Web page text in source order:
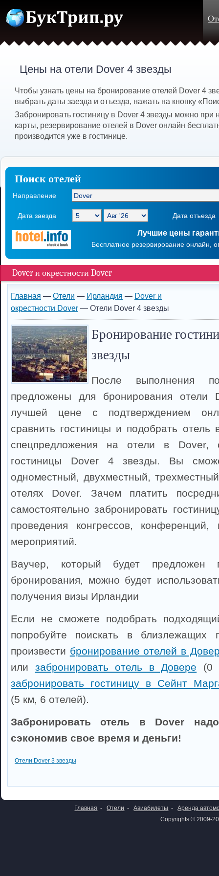
Цены на отели Dover 4 звезды
Чтобы узнать цены на бронирование отелей Dover 4
выбрать даты заезда и отъезда, нажать на кнопку
Забронировать гостиницу в Dover 4 звезды можно при
карты, резервирование отелей в Dover онлайн
производится уже в гостинице.
Поиск отелей
Направление
Дата заезда Дата отъезда
Лучшие цены
Бесплатное резервирование онлайн,
Dover и окрестности Dover
Главная — Отели — Ирландия — Dover и
окрестности Dover — Отели Dover 4 звезды
Бронирование
звезды
После выполнения
предложены для бронирования отели
лучшей цене с подтверждением
сравнить гостиницы и подобрать отель
спецпредложения на отели в Dover,
гостиницы Dover 4 звезды. Вы
одноместный, двухместный,
отелях Dover. Зачем платить
самостоятельно забронировать
проведения конгрессов, конференций,
мероприятий.
Ваучер, который будет предложен
бронирования, можно будет
получения визы Ирландии
Если не сможете подобрать
попробуйте поискать в близлежащих
произвести бронирование отелей в
или забронировать отель в Довере (0
забронировать гостиницу в Сейнт
(5 км, 6 отелей).
Забронировать отель в Dover надо
сэкономив свое время и деньги!
Отели Dover 3 звезды
Главная - Отели - Авиабилеты -
Аренда
Copyrights © 2009-